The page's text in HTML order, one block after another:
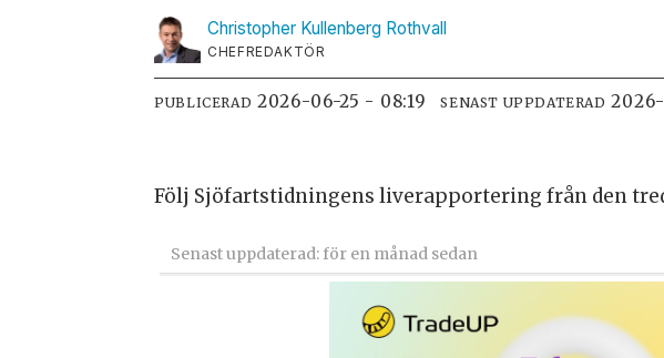
Christopher Kullenberg Rothvall
CHEFREDAKTÖR
PUBLICERAD 2026-06-25 - 08:19 SENAST UPPDATERAD
Följ Sjöfartstidningens liverapportering från den
Senast uppdaterad: för en månad sedan